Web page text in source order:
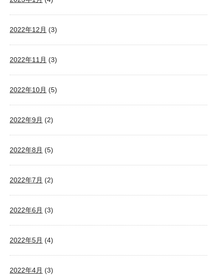
2022年12月 (3)
2022年11月 (3)
2022年10月 (5)
2022年9月 (2)
2022年8月 (5)
2022年7月 (2)
2022年6月 (3)
2022年5月 (4)
2022年4月 (3)